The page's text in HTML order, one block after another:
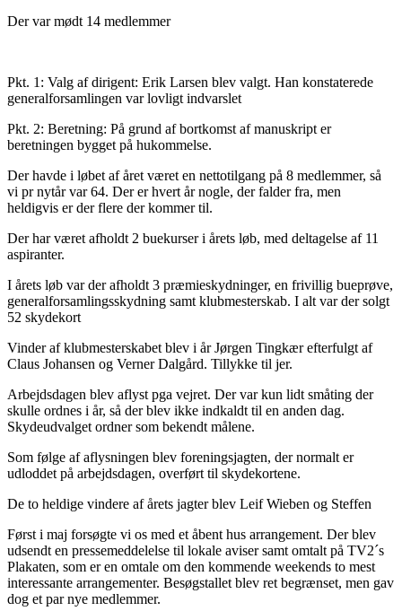
Der var mødt 14 medlemmer
Pkt. 1: Valg af dirigent: Erik Larsen blev valgt. Han konstaterede
generalforsamlingen var lovligt indvarslet
Pkt. 2: Beretning: På grund af bortkomst af manuskript er
beretningen bygget på hukommelse.
Der havde i løbet af året været en nettotilgang på 8 medlemmer, så
vi pr nytår var 64. Der er hvert år nogle, der falder fra, men
heldigvis er der flere der kommer til.
Der har været afholdt 2 buekurser i årets løb, med deltagelse af 11
aspiranter.
I årets løb var der afholdt 3 præmieskydninger, en frivillig bueprøve,
generalforsamlingsskydning samt klubmesterskab. I alt var der solgt
52 skydekort
Vinder af klubmesterskabet blev i år Jørgen Tingkær efterfulgt af
Claus Johansen og Verner Dalgård. Tillykke til jer.
Arbejdsdagen blev aflyst pga vejret. Der var kun lidt småting der
skulle ordnes i år, så der blev ikke indkaldt til en anden dag.
Skydeudvalget ordner som bekendt målene.
Som følge af aflysningen blev foreningsjagten, der normalt er
udloddet på arbejdsdagen, overført til skydekortene.
De to heldige vindere af årets jagter blev Leif Wieben og Steffen
Først i maj forsøgte vi os med et åbent hus arrangement. Der blev
udsendt en pressemeddelelse til lokale aviser samt omtalt på TV2´s
Plakaten, som er en omtale om den kommende weekends to mest
interessante arrangementer. Besøgstallet blev ret begrænset, men gav
dog et par nye medlemmer.